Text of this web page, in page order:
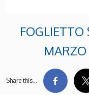
Share this…